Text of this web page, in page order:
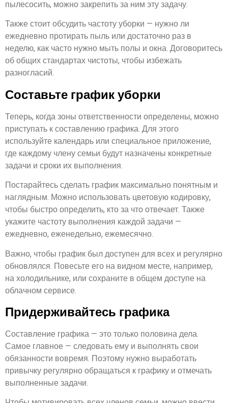
пылесосить, можно закрепить за ним эту задачу.
Также стоит обсудить частоту уборки — нужно ли
ежедневно протирать пыль или достаточно раз в
неделю, как часто нужно мыть полы и окна. Договоритесь
об общих стандартах чистоты, чтобы избежать
разногласий.
Составьте график уборки
Теперь, когда зоны ответственности определены, можно
приступать к составлению графика. Для этого
используйте календарь или специальное приложение,
где каждому члену семьи будут назначены конкретные
задачи и сроки их выполнения.
Постарайтесь сделать график максимально понятным и
наглядным. Можно использовать цветовую кодировку,
чтобы быстро определить, кто за что отвечает. Также
укажите частоту выполнения каждой задачи —
ежедневно, еженедельно, ежемесячно.
Важно, чтобы график был доступен для всех и регулярно
обновлялся. Повесьте его на видном месте, например,
на холодильнике, или сохраните в общем доступе на
облачном сервисе.
Придерживайтесь графика
Составление графика — это только половина дела.
Самое главное — следовать ему и выполнять свои
обязанности вовремя. Поэтому нужно выработать
привычку регулярно обращаться к графику и отмечать
выполненные задачи.